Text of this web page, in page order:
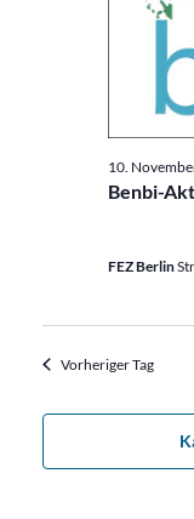
Benbi-
10.
FEZ Berlin
Vorheriger Tag